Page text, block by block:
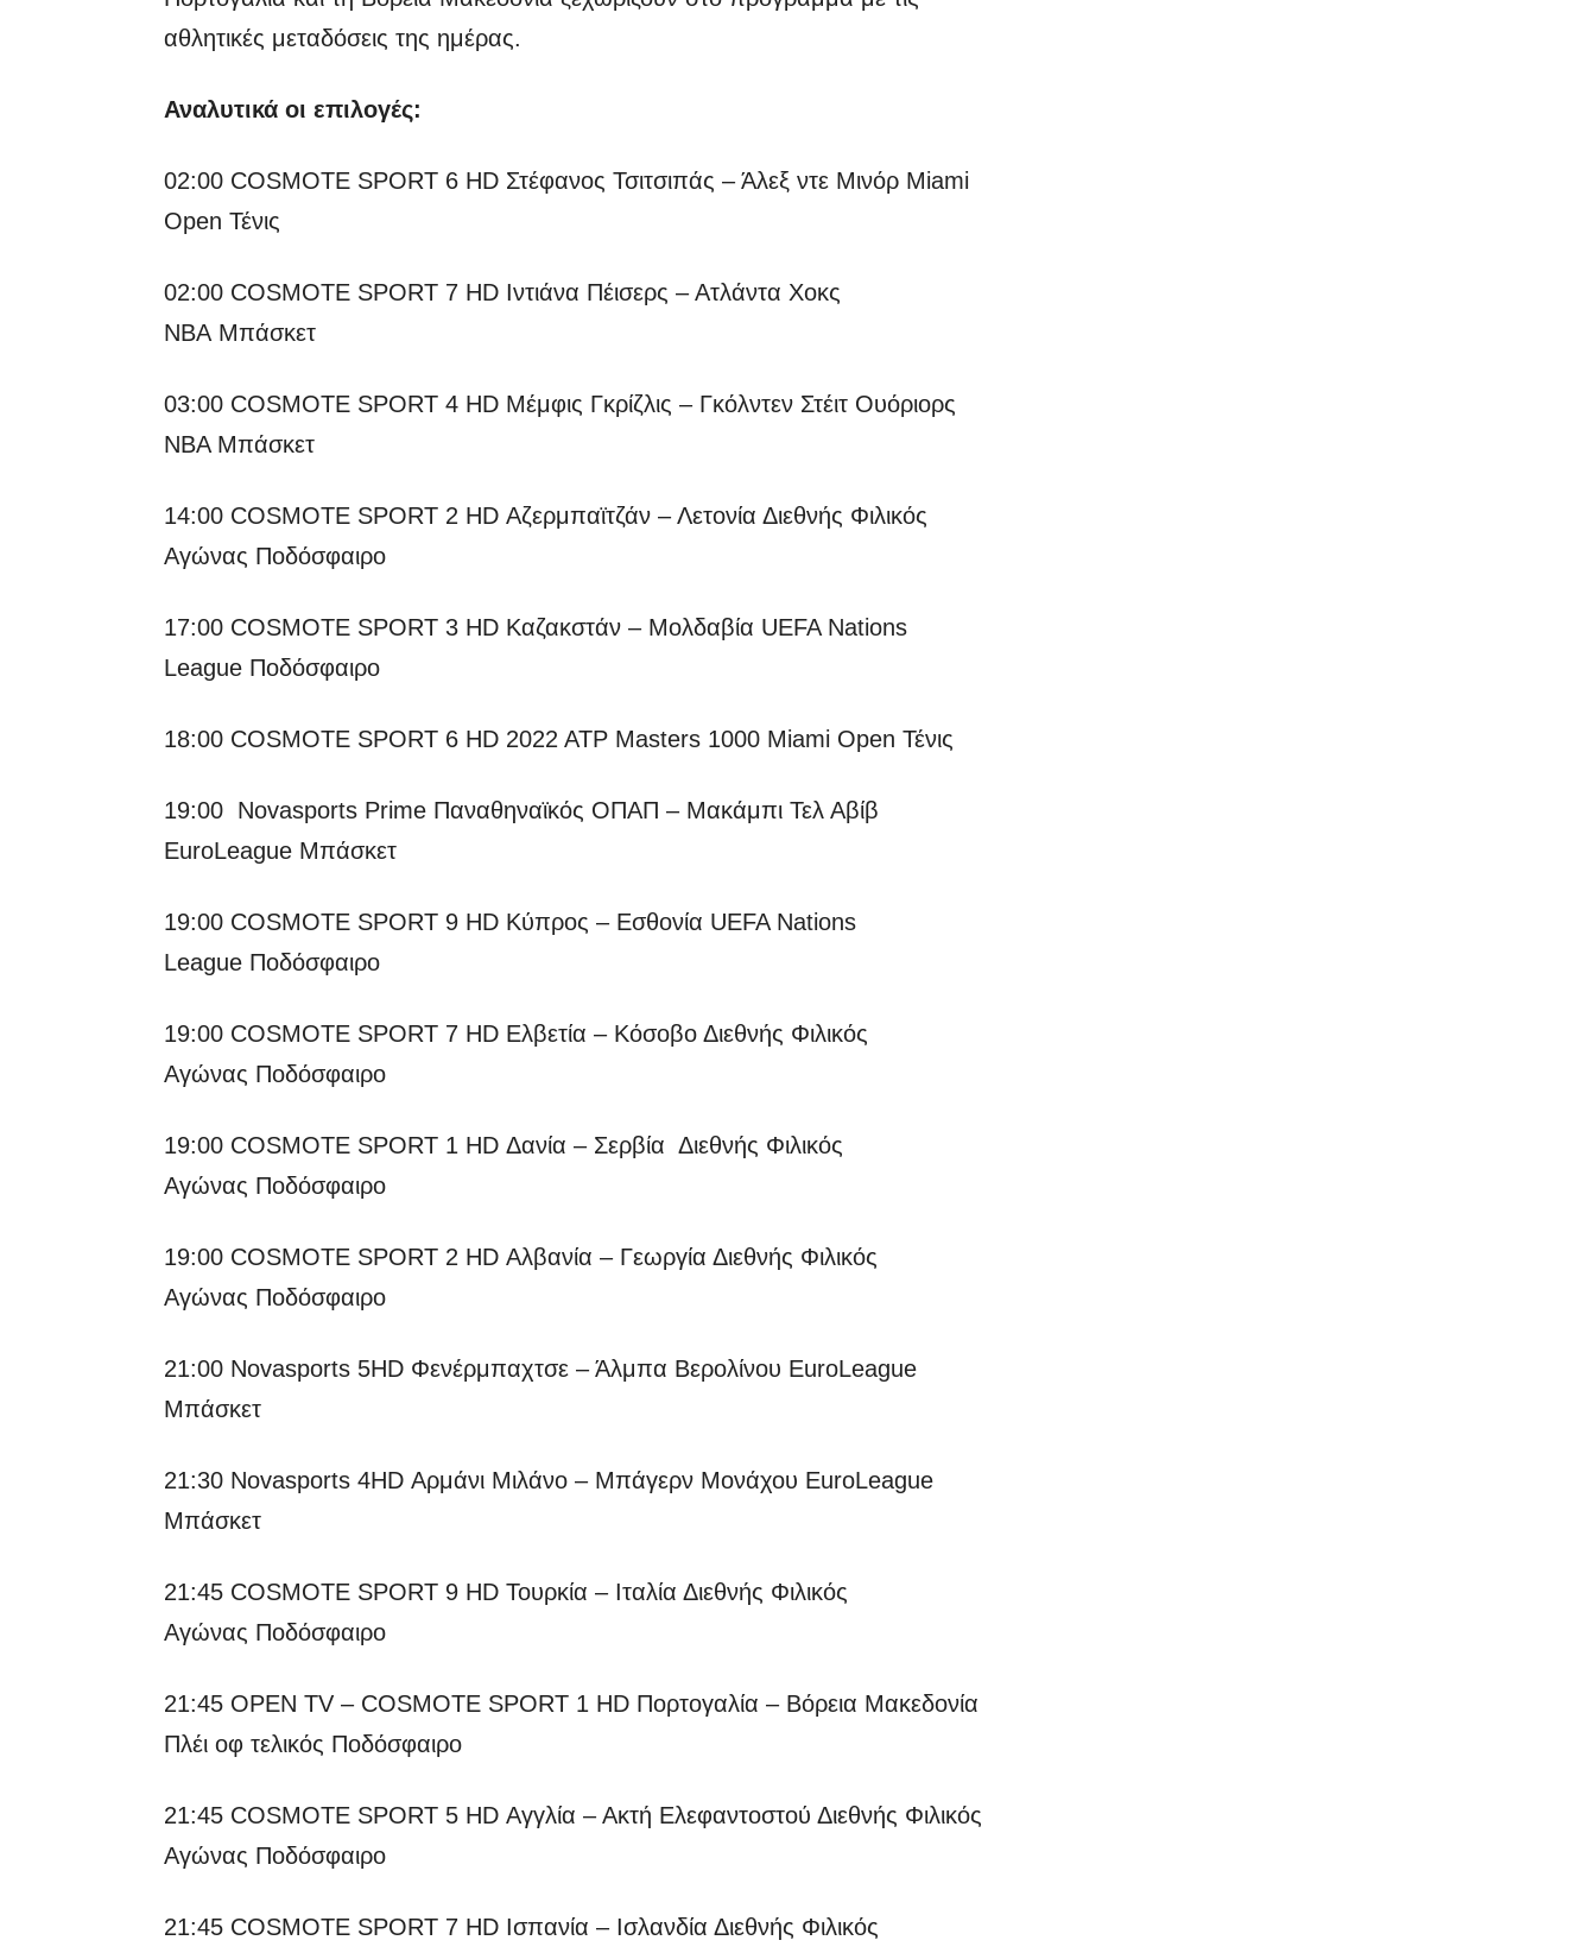
αθλητικές μεταδόσεις της ημέρας.
Αναλυτικά οι επιλογές:
02:00 COSMOTE SPORT 6 HD Στέφανος Τσιτσιπάς – Άλεξ ντε Μινόρ Miami
Open Τένις
02:00 COSMOTE SPORT 7 HD Ιντιάνα Πέισερς – Ατλάντα Χοκς
NBA Μπάσκετ
03:00 COSMOTE SPORT 4 HD Μέμφις Γκρίζλις – Γκόλντεν Στέιτ Ουόριορς
NBA Μπάσκετ
14:00 COSMOTE SPORT 2 HD Αζερμπαϊτζάν – Λετονία Διεθνής Φιλικός
Αγώνας Ποδόσφαιρο
17:00 COSMOTE SPORT 3 HD Καζακστάν – Μολδαβία UEFA Nations
League Ποδόσφαιρο
18:00 COSMOTE SPORT 6 HD 2022 ATP Masters 1000 Miami Open Τένις
19:00 Novasports Prime Παναθηναϊκός ΟΠΑΠ – Μακάμπι Τελ Αβίβ
EuroLeague Μπάσκετ
19:00 COSMOTE SPORT 9 HD Κύπρος – Εσθονία UEFA Nations
League Ποδόσφαιρο
19:00 COSMOTE SPORT 7 HD Ελβετία – Κόσοβο Διεθνής Φιλικός
Αγώνας Ποδόσφαιρο
19:00 COSMOTE SPORT 1 HD Δανία – Σερβία Διεθνής Φιλικός
Αγώνας Ποδόσφαιρο
19:00 COSMOTE SPORT 2 HD Αλβανία – Γεωργία Διεθνής Φιλικός
Αγώνας Ποδόσφαιρο
21:00 Novasports 5HD Φενέρμπαχτσε – Άλμπα Βερολίνου EuroLeague
Μπάσκετ
21:30 Novasports 4HD Αρμάνι Μιλάνο – Μπάγερν Μονάχου EuroLeague
Μπάσκετ
21:45 COSMOTE SPORT 9 HD Τουρκία – Ιταλία Διεθνής Φιλικός
Αγώνας Ποδόσφαιρο
21:45 OPEN TV – COSMOTE SPORT 1 HD Πορτογαλία – Βόρεια Μακεδονία
Πλέι οφ τελικός Ποδόσφαιρο
21:45 COSMOTE SPORT 5 HD Αγγλία – Ακτή Ελεφαντοστού Διεθνής Φιλικός
Αγώνας Ποδόσφαιρο
21:45 COSMOTE SPORT 7 HD Ισπανία – Ισλανδία Διεθνής Φιλικός